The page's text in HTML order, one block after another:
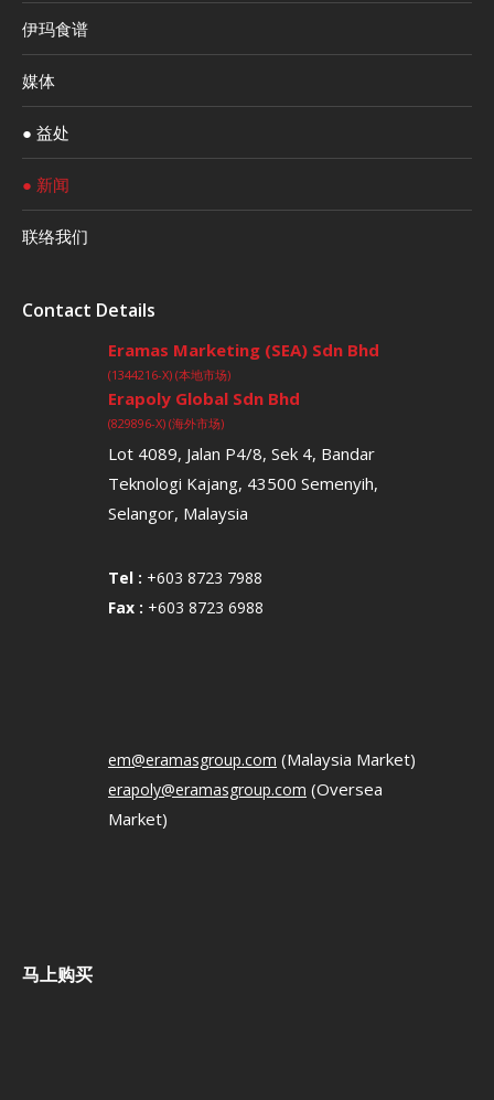
伊玛食谱
媒体
● 益处
● 新闻
联络我们
Contact Details
Eramas Marketing (SEA) Sdn Bhd
(1344216-X) (本地市场)
Erapoly Global Sdn Bhd
(829896-X) (海外市场)
Lot 4089, Jalan P4/8, Sek 4, Bandar
Teknologi Kajang, 43500 Semenyih,
Selangor, Malaysia
Tel : +603 8723 7988
Fax : +603 8723 6988
em@eramasgroup.com (Malaysia Market)
erapoly@eramasgroup.com (Oversea
Market)
马上购买